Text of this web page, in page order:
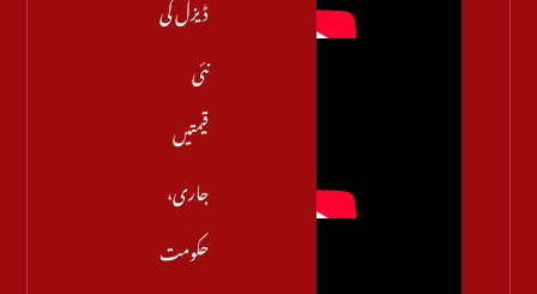
نئی
قیمتیں
جاری،
حکومت